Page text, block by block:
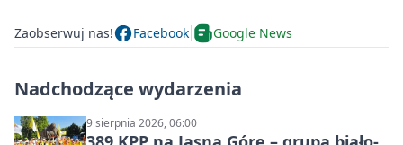
Zaobserwuj nas! Facebook Google News
Nadchodzące wydarzenia
9 sierpnia 2026, 06:00